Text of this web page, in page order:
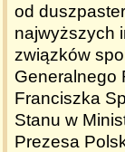
od
najwyższych
związków
Generalnego
Franciszka
Stanu w
Prezesa